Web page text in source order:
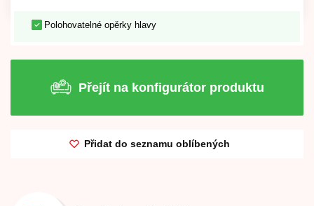
Polohovatelné opěrky hlavy
Přejít na konfigurátor produktu
Přidat do seznamu oblíbených